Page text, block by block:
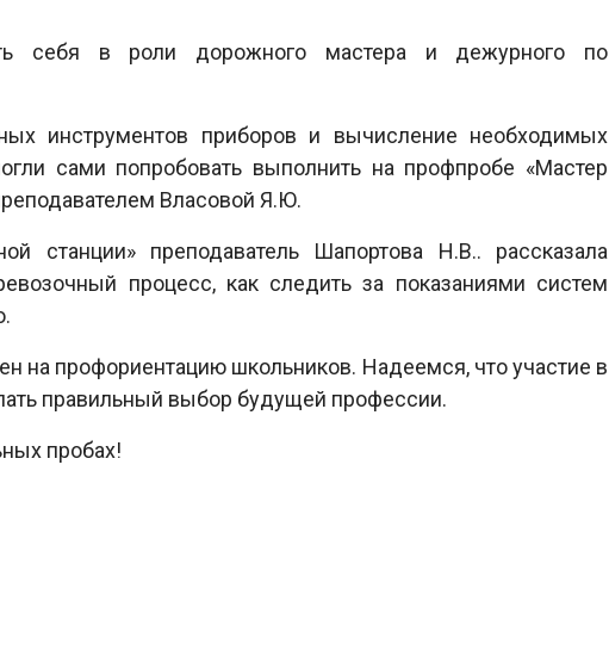
себя в роли дорожного мастера и дежурного по
инструментов приборов и вычисление необходимых
сами попробовать выполнить на профпробе «Мастер
Власовой Я.Ю.
станции» преподаватель Шапортова Н.В.. рассказала
процесс, как следить за показаниями систем
на профориентацию школьников. Надеемся, что участие в
правильный выбор будущей профессии.
пробах!